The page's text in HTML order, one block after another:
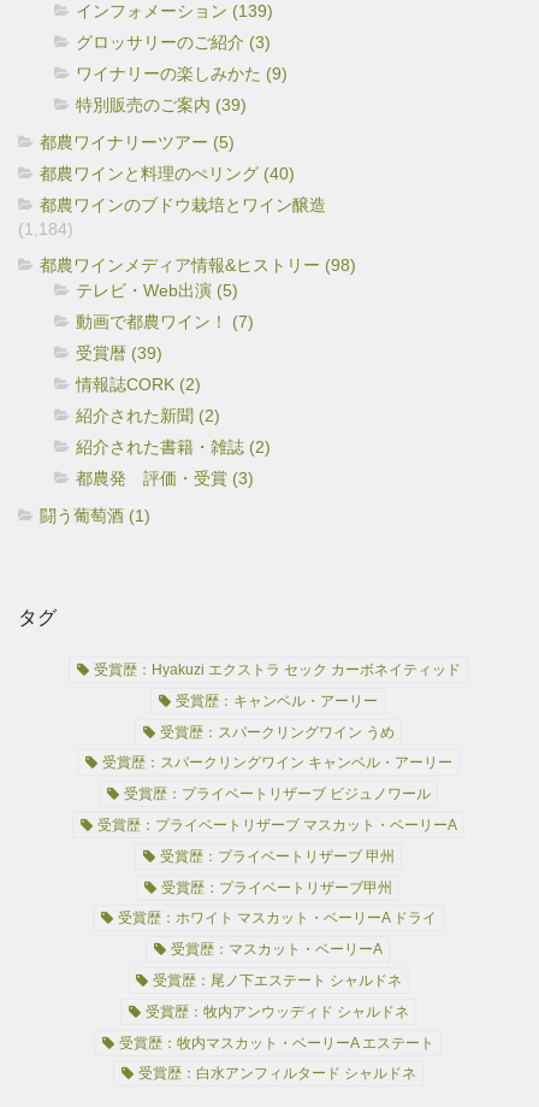
インフォメーション (139)
グロッサリーのご紹介 (3)
ワイナリーの楽しみかた (9)
特別販売のご案内 (39)
都農ワイナリーツアー (5)
都農ワインと料理のぺリング (40)
都農ワインのブドウ栽培とワイン醸造
(1,184)
都農ワインメディア情報&ヒストリー (98)
テレビ・Web出演 (5)
動画で都農ワイン！ (7)
受賞暦 (39)
情報誌CORK (2)
紹介された新聞 (2)
紹介された書籍・雑誌 (2)
都農発 評価・受賞 (3)
闘う葡萄酒 (1)
タグ
受賞歴：Hyakuzi エクストラ セック カーボネイティッド
受賞歴：キャンベル・アーリー
受賞歴：スパークリングワイン うめ
受賞歴：スパークリングワイン キャンベル・アーリー
受賞歴：プライベートリザーブ ビジュノワール
受賞歴：プライベートリザーブ マスカット・ベーリーA
受賞歴：プライベートリザーブ 甲州
受賞歴：プライベートリザーブ甲州
受賞歴：ホワイト マスカット・ベーリーA ドライ
受賞歴：マスカット・ベーリーA
受賞歴：尾ノ下エステート シャルドネ
受賞歴：牧内アンウッディド シャルドネ
受賞歴：牧内マスカット・ベーリーA エステート
受賞歴：白水アンフィルタード シャルドネ